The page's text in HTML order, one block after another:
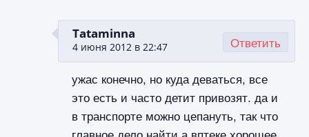
Tataminna
4 июня 2012 в 22:47
ужас конечно, но куда деваться, все
это есть и часто детит привозят. да и
в транспорте можно цепануть, так что
Ответить